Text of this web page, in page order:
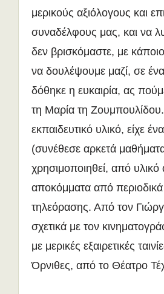
μερικούς αξιόλογους και
συναδέλφους μας, και να
δεν βρισκόμαστε, με
να δουλέψουμε μαζί, σε
δόθηκε η ευκαιρία, ας
τη Μαρία τη
εκπαιδευτικό υλικό, είχε
(συνέθεσε αρκετά
χρησιμοποιηθεί, από υλικό
αποκόμματα από
τηλεόρασης. Από τον
σχετικά με τον
με μερικές εξαιρετικές
Όρνιθες, από το Θέατρο